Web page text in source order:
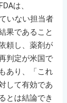
は、
いない担当者
果であること
頼し、薬剤が
判定が米国で
あり、「これ
して有効であ
とは結論でき